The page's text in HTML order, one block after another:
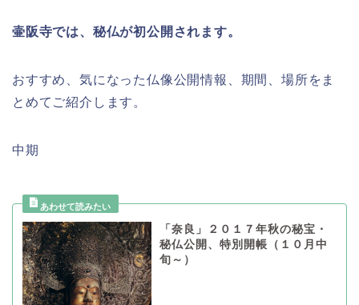
壷阪寺では、秘仏が初公開されます。
おすすめ、気になった仏像公開情報、期間、場所をま
とめてご紹介します。
中期
「奈良」２０１７年秋の秘宝・
秘仏公開、特別開帳（１０月中
旬～）